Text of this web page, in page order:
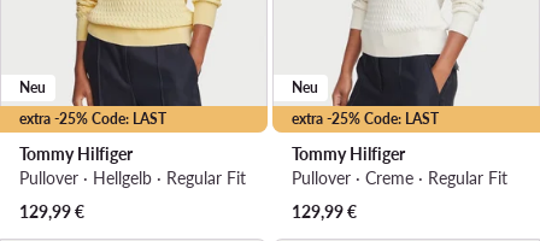
extra -25% Code: LAST
Neu
Tommy Hilfiger
Pullover · Hellgelb · Regular Fit
129,99€
extra -25% Code: LAST
Neu
Tommy Hilfiger
Pullover · Creme · Regular Fit
129,99€